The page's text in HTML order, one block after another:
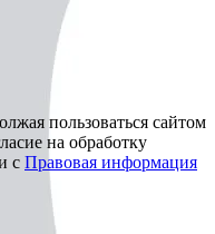
пользоваться сайтом
на обработку
с Правовая информация